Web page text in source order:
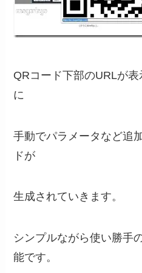
QRコード下部のURLが
に
手動でパラメータなど追
ドが
生成されていきます。
シンプルながら使い勝手
能です。